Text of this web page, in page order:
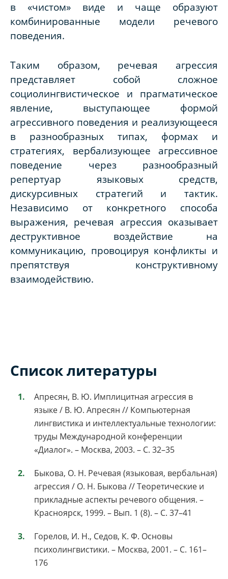
в «чистом» виде и чаще образуют
комбинированные модели речевого
поведения.
Таким образом, речевая агрессия
представляет собой сложное
социолингвистическое и прагматическое
явление, выступающее формой
агрессивного поведения и реализующееся
в разнообразных типах, формах и
стратегиях, вербализующее агрессивное
поведение через разнообразный
репертуар языковых средств,
дискурсивных стратегий и тактик.
Независимо от конкретного способа
выражения, речевая агрессия оказывает
деструктивное воздействие на
коммуникацию, провоцируя конфликты и
препятствуя конструктивному
взаимодействию.
Список литературы
Апресян, В. Ю. Имплицитная агрессия в
языке / В. Ю. Апресян // Компьютерная
лингвистика и интеллектуальные технологии:
труды Международной конференции
«Диалог». – Москва, 2003. – С. 32–35
Быкова, О. Н. Речевая (языковая, вербальная)
агрессия / О. Н. Быкова // Теоретические и
прикладные аспекты речевого общения. –
Красноярск, 1999. – Вып. 1 (8). – С. 37–41
Горелов, И. Н., Седов, К. Ф. Основы
психолингвистики. – Москва, 2001. – С. 161–
176